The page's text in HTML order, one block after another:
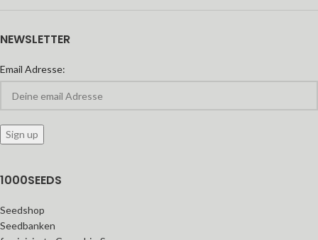
NEWSLETTER
Email Adresse:
1000SEEDS
Seedshop
Seedbanken